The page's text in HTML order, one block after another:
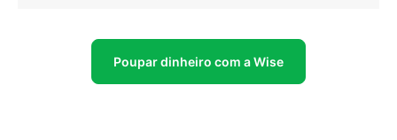
Poupar dinheiro com a Wise